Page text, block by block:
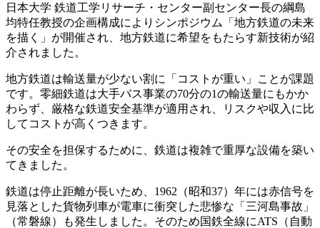
日本大学 鉄道工学リサーチ・センター副センター長の綱島
均特任教授の企画構成によりシンポジウム「地方鉄道の未来
を描く」が開催され、地方鉄道に希望をもたらす新技術が紹
介されました。
地方鉄道は輸送量が少ない割に「コストが重い」ことが課題
です。零細鉄道は大手バス事業の70分の1の輸送量にもかか
わらず、厳格な鉄道安全基準が適用され、リスクや収入に比
してコストが高くつきます。
その安全を担保するために、鉄道は複雑で重厚な設備を築い
てきました。
鉄道は停止距離が長いため、1962（昭和37）年には赤信号を
見落とした貨物列車が電車に衝突した悲惨な「三河島事故」
（常磐線）も発生しました。そのため国鉄全線にATS（自動